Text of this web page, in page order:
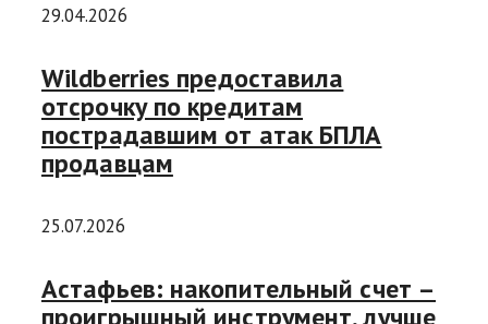
29.04.2026
Wildberries предоставила
отсрочку по кредитам
пострадавшим от атак БПЛА
продавцам
25.07.2026
Астафьев: накопительный счет –
проигрышный инструмент, лучше